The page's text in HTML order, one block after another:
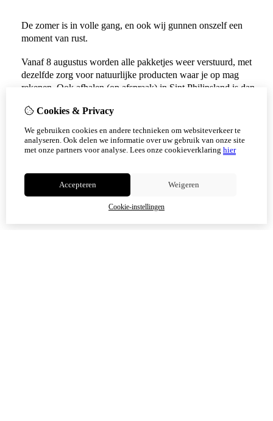
Cookies & Privacy
We gebruiken cookies en andere technieken om websiteverkeer te
analyseren. Ook delen we informatie over uw gebruik van onze site
met onze partners voor analyse. Lees onze cookieverklaring hier
Accepteren Weigeren
Cookie-instellingen
De zomer is in volle gang, en ook wij gunnen onszelf een
moment van rust.
Vanaf 8 augustus worden alle pakketjes weer verstuurd, met
dezelfde zorg voor natuurlijke producten waar je op mag
rekenen. Ook afhalen (op afspraak) in Sint Philipsland is dan
Vanaf 17 augustus zijn alle afhaalpunten (Tholen en
Scherpenisse) weer geopend.